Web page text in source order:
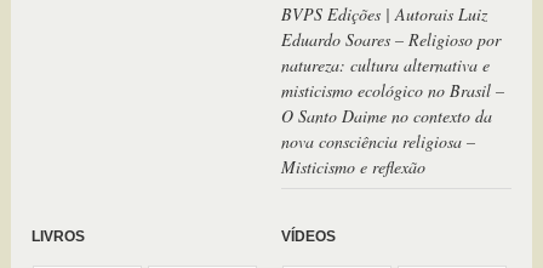
Twitter for iPhone
BVPS Edições | Autorais Luiz
Eduardo Soares – Religioso por
natureza: cultura alternativa e
misticismo ecológico no Brasil –
O Santo Daime no contexto da
nova consciência religiosa –
Misticismo e reflexão
LIVROS VÍDEOS